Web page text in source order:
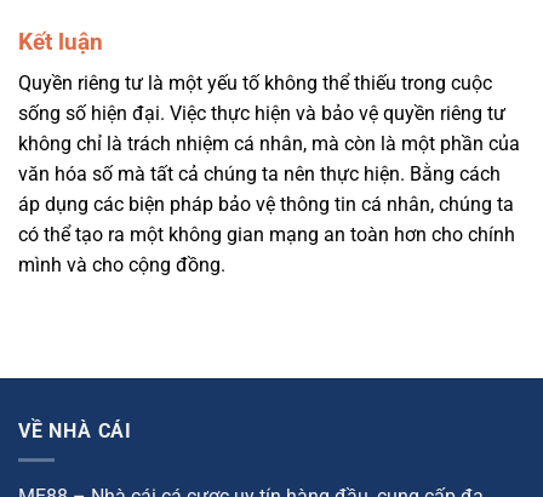
Kết luận
Quyền riêng tư là một yếu tố không thể thiếu trong cuộc
sống số hiện đại. Việc thực hiện và bảo vệ quyền riêng tư
không chỉ là trách nhiệm cá nhân, mà còn là một phần của
văn hóa số mà tất cả chúng ta nên thực hiện. Bằng cách
áp dụng các biện pháp bảo vệ thông tin cá nhân, chúng ta
có thể tạo ra một không gian mạng an toàn hơn cho chính
mình và cho cộng đồng.
VỀ NHÀ CÁI